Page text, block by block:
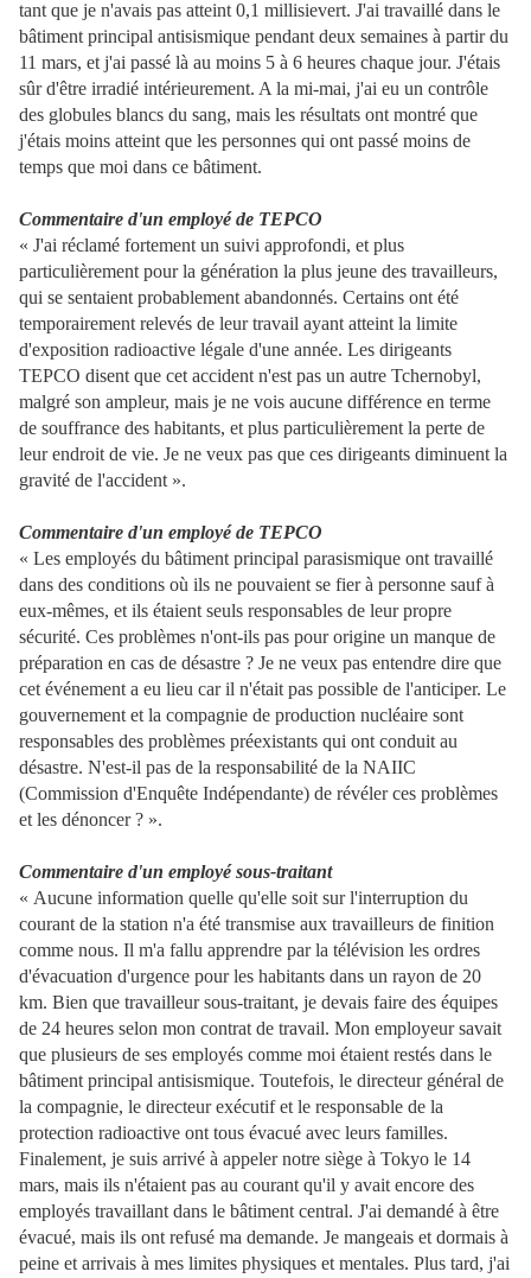
tant que je n'avais pas atteint 0,1 millisievert. J'ai travaillé dans le
bâtiment principal antisismique pendant deux semaines à partir du
11 mars, et j'ai passé là au moins 5 à 6 heures chaque jour. J'étais
sûr d'être irradié intérieurement. A la mi-mai, j'ai eu un contrôle
des globules blancs du sang, mais les résultats ont montré que
j'étais moins atteint que les personnes qui ont passé moins de
temps que moi dans ce bâtiment.
Commentaire d'un employé de TEPCO
« J'ai réclamé fortement un suivi approfondi, et plus
particulièrement pour la génération la plus jeune des travailleurs,
qui se sentaient probablement abandonnés. Certains ont été
temporairement relevés de leur travail ayant atteint la limite
d'exposition radioactive légale d'une année. Les dirigeants
TEPCO disent que cet accident n'est pas un autre Tchernobyl,
malgré son ampleur, mais je ne vois aucune différence en terme
de souffrance des habitants, et plus particulièrement la perte de
leur endroit de vie. Je ne veux pas que ces dirigeants diminuent la
gravité de l'accident ».
Commentaire d'un employé de TEPCO
« Les employés du bâtiment principal parasismique ont travaillé
dans des conditions où ils ne pouvaient se fier à personne sauf à
eux-mêmes, et ils étaient seuls responsables de leur propre
sécurité. Ces problèmes n'ont-ils pas pour origine un manque de
préparation en cas de désastre ? Je ne veux pas entendre dire que
cet événement a eu lieu car il n'était pas possible de l'anticiper. Le
gouvernement et la compagnie de production nucléaire sont
responsables des problèmes préexistants qui ont conduit au
désastre. N'est-il pas de la responsabilité de la NAIIC
(Commission d'Enquête Indépendante) de révéler ces problèmes
et les dénoncer ? ».
Commentaire d'un employé sous-traitant
« Aucune information quelle qu'elle soit sur l'interruption du
courant de la station n'a été transmise aux travailleurs de finition
comme nous. Il m'a fallu apprendre par la télévision les ordres
d'évacuation d'urgence pour les habitants dans un rayon de 20
km. Bien que travailleur sous-traitant, je devais faire des équipes
de 24 heures selon mon contrat de travail. Mon employeur savait
que plusieurs de ses employés comme moi étaient restés dans le
bâtiment principal antisismique. Toutefois, le directeur général de
la compagnie, le directeur exécutif et le responsable de la
protection radioactive ont tous évacué avec leurs familles.
Finalement, je suis arrivé à appeler notre siège à Tokyo le 14
mars, mais ils n'étaient pas au courant qu'il y avait encore des
employés travaillant dans le bâtiment central. J'ai demandé à être
évacué, mais ils ont refusé ma demande. Je mangeais et dormais à
peine et arrivais à mes limites physiques et mentales. Plus tard, j'ai